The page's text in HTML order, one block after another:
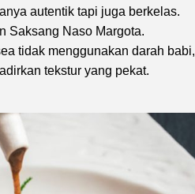
autentik tapi juga berkelas.
Saksang Naso Margota.
tidak menggunakan darah babi,
tekstur yang pekat.